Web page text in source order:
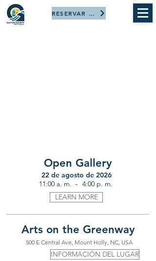
RESERVAR AHORA
Open Gallery
22 de agosto de 2026
11:00 a. m. - 4:00 p. m.
LEARN MORE
Arts on the Greenway
500 E Central Ave, Mount Holly, NC, USA
INFORMACIÓN DEL LUGAR